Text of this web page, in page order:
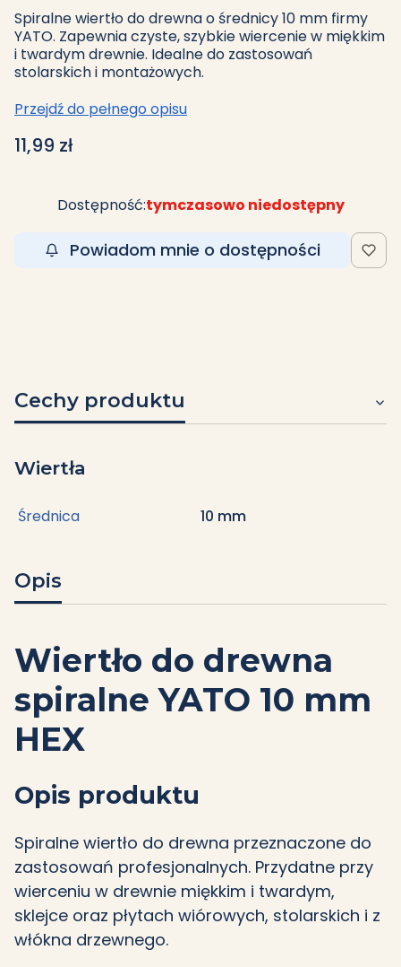
Spiralne wiertło do drewna o średnicy 10 mm firmy
YATO. Zapewnia czyste, szybkie wiercenie w miękkim
i twardym drewnie. Idealne do zastosowań
stolarskich i montażowych.
Przejdź do pełnego opisu
Cena
11,99 zł
Dostępność:tymczasowo niedostępny
Powiadom mnie o dostępności
Cechy produktu
Wiertła
Średnica 10 mm
Opis
Wiertło do drewna
spiralne YATO 10 mm
HEX
Opis produktu
Spiralne wiertło do drewna przeznaczone do
zastosowań profesjonalnych. Przydatne przy
wierceniu w drewnie miękkim i twardym,
sklejce oraz płytach wiórowych, stolarskich i z
włókna drzewnego.